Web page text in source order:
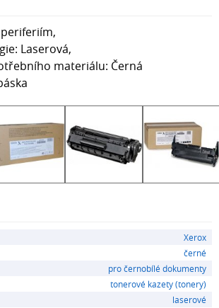
Laserová,
materiálu: Černá
Xerox
černé
pro černobílé dokumenty
tonerové kazety (tonery)
laserové